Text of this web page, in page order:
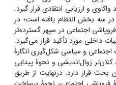
و ارزیابی انتقادی قرار گیرد.
سه بخش انتظام یافته است؛ در
اجتماعی در سپهر گسترده‌تر
داخلی مورد تأکید قرار می‌گیرد.
و سیاسی شکل‌گیری انگارۀ
زوال‌اندیشی و نحوۀ پیدایی
بحث قرار دارد. درنهایت از طریق